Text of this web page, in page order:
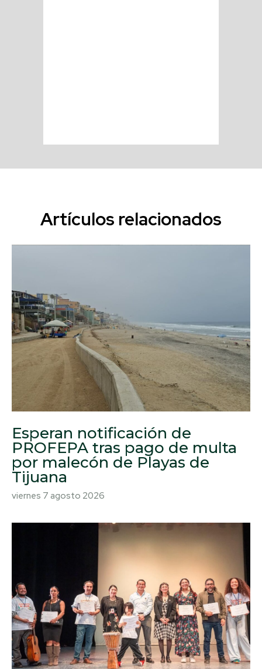
Artículos relacionados
Esperan notificación de
PROFEPA tras pago de multa
por malecón de Playas de
Tijuana
viernes 7 agosto 2026